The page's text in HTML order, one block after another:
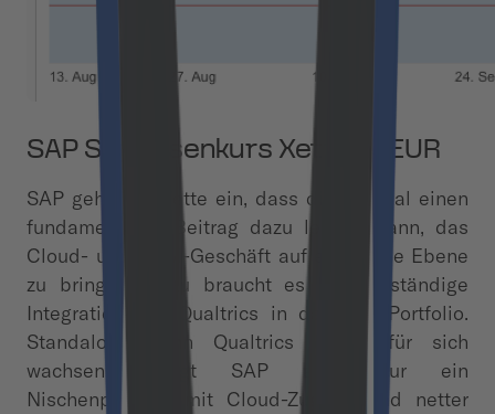
SAP SE Börsenkurs Xetra in EUR
SAP geht die Wette ein, dass dieser Deal einen
fundamentalen Beitrag dazu leisten kann, das
Cloud- und CRM-Geschäft auf eine neue Ebene
zu bringen. Dazu braucht es die vollständige
Integration von Qualtrics in das SAP-Portfolio.
Standalone kann Qualtrics weiter für sich
wachsen, bringt SAP aber nur ein
Nischenprodukt mit Cloud-Zugang und netter